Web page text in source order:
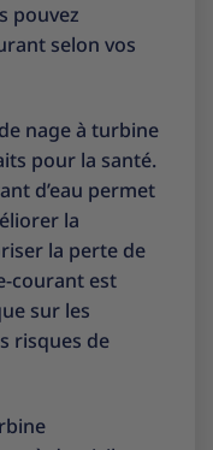
pouvez
selon vos
nage à turbine
pour la santé.
d’eau permet
la
la perte de
courant est
sur les
risques de